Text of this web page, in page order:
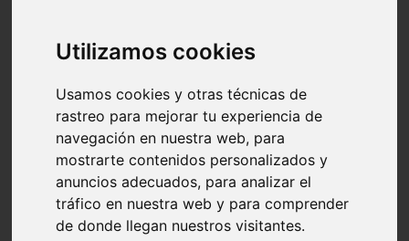
Utilizamos cookies
Usamos cookies y otras técnicas de
rastreo para mejorar tu experiencia de
navegación en nuestra web, para
mostrarte contenidos personalizados y
anuncios adecuados, para analizar el
tráfico en nuestra web y para comprender
de donde llegan nuestros visitantes.
protagonistas
reptiles
adopci n
higiene
snacks
acuario
comercios
estanques
viajar